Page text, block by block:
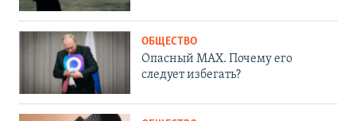
ОБЩЕСТВО
Опасный MAX. Почему его
следует избегать?